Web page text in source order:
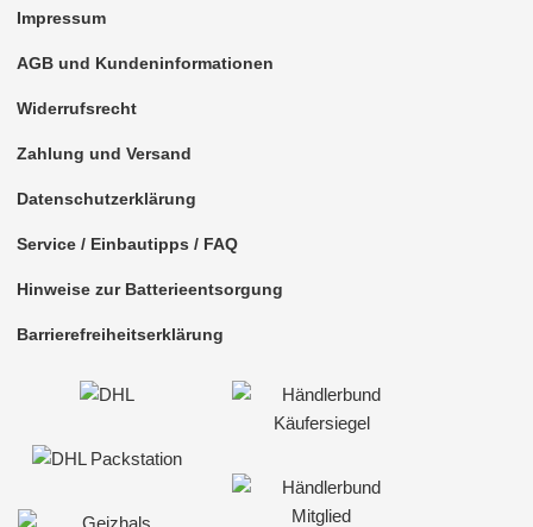
Impressum
AGB und Kundeninformationen
Widerrufsrecht
Zahlung und Versand
Datenschutzerklärung
Service / Einbautipps / FAQ
Hinweise zur Batterieentsorgung
Barrierefreiheitserklärung